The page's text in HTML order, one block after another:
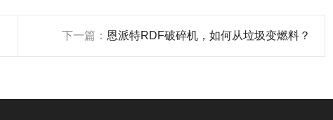
下一篇： 恩派特RDF破碎机，如何从垃圾变燃料？